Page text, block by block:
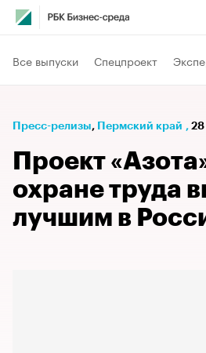
Все выпуски Спецпроект
Пресс-релизы⁠, Пермский край , 28
Проект
охране труда
лучшим в